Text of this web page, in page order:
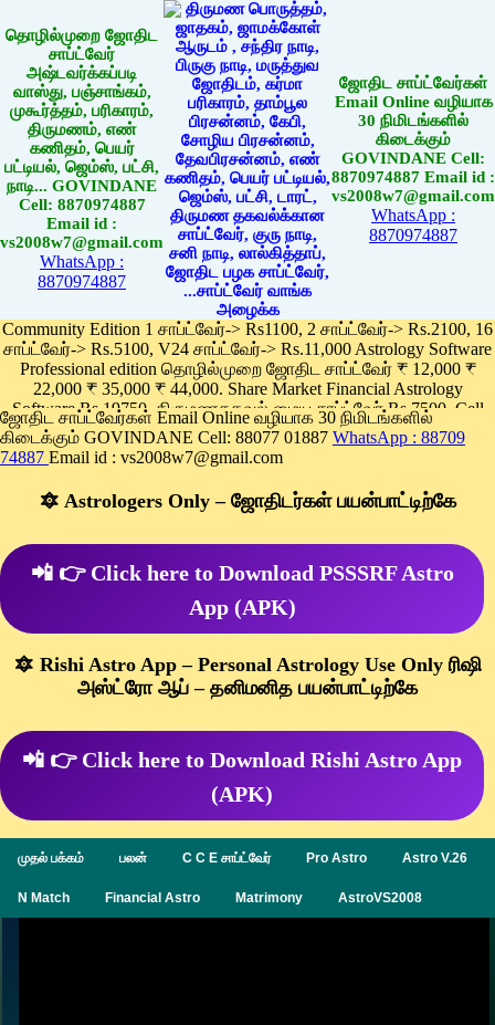
தொழில்முறை ஜோதிட
சாப்ட்வேர்
அஷ்டவர்க்கப்படி
வாஸ்து, பஞ்சாங்கம்,
முகூர்த்தம், பரிகாரம்,
திருமணம், எண்
கணிதம், பெயர்
பட்டியல், ஜெம்ஸ், பட்சி,
நாடி... GOVINDANE
Cell: 8870974887
Email id :
vs2008w7@gmail.com
WhatsApp :
8870974887
ஜோதிட சாப்ட்வேர்கள்
Email Online வழியாக
30 நிமிடங்களில்
கிடைக்கும்
GOVINDANE Cell:
8870974887 Email id :
vs2008w7@gmail.com
WhatsApp :
8870974887
Community Edition 1 சாப்ட்வேர்-> Rs1100, 2 சாப்ட்வேர்-> Rs.2100, 16
சாப்ட்வேர்-> Rs.5100, V24 சாப்ட்வேர்-> Rs.11,000 Astrology Software
Professional edition தொழில்முறை ஜோதிட சாப்ட்வேர் ₹ 12,000 ₹
22,000 ₹ 35,000 ₹ 44,000. Share Market Financial Astrology
Software Rs.19750, திருமணதகவல் மைய சாப்ட்வேர் Rs.7500, Cell
Phone App Rs. 1100
Pay online
ஜோதிட சாப்ட்வேர்கள் Email Online வழியாக 30 நிமிடங்களில்
கிடைக்கும் GOVINDANE Cell: 88077 01887 WhatsApp : 88709
74887 Email id : vs2008w7@gmail.com
🔯 Astrologers Only – ஜோதிடர்கள் பயன்பாட்டிற்கே
📲 👉 Click here to Download PSSSRF Astro
App (APK)
🔯 Rishi Astro App – Personal Astrology Use Only ரிஷி
அஸ்ட்ரோ ஆப் – தனிமனித பயன்பாட்டிற்கே
📲 👉 Click here to Download Rishi Astro App
(APK)
முதல் பக்கம் பலன் C C E சாப்ட்வேர் Pro Astro Astro V.26
N Match Financial Astro Matrimony AstroVS2008